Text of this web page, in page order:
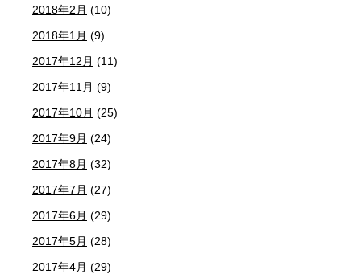
2018年2月 (10)
2018年1月 (9)
2017年12月 (11)
2017年11月 (9)
2017年10月 (25)
2017年9月 (24)
2017年8月 (32)
2017年7月 (27)
2017年6月 (29)
2017年5月 (28)
2017年4月 (29)